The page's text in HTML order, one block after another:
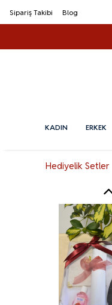
Sipariş Takibi Blog
KADIN ERKEK
Hediyelik Setler